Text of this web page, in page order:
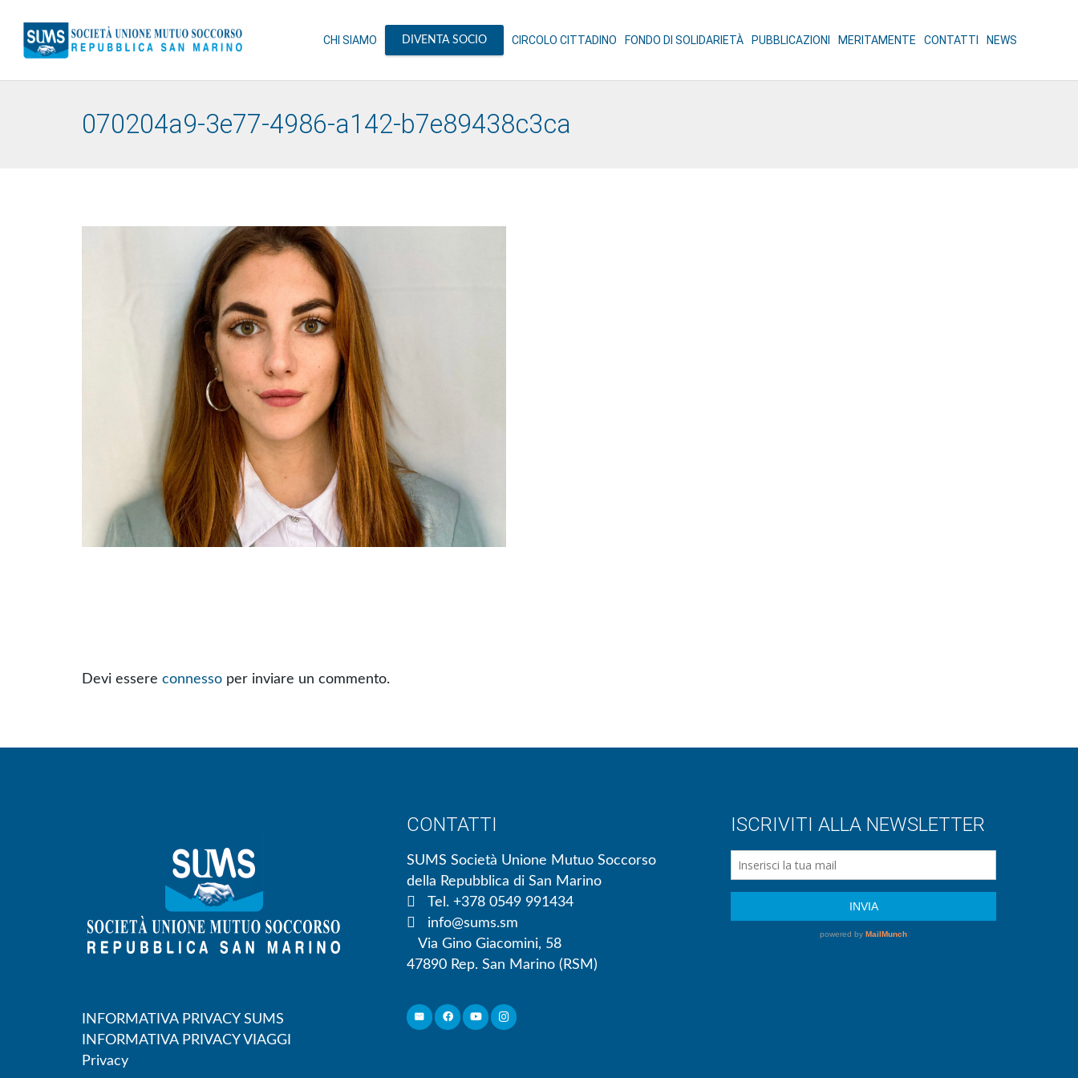
CHI SIAMO DIVENTA SOCIO CIRCOLO CITTADINO FONDO DI SOLIDARIETÀ PUBBLICAZIONI MERITAMENTE CONTATTI NEWS
070204a9-3e77-4986-a142-b7e89438c3ca
Devi essere connesso per inviare un commento.
INFORMATIVA PRIVACY SUMS
INFORMATIVA PRIVACY VIAGGI
Privacy
CONTATTI
SUMS Società Unione Mutuo Soccorso
della Repubblica di San Marino
Tel. +378 0549 991434
info@sums.sm
Via Gino Giacomini, 58
47890 Rep. San Marino (RSM)
ISCRIVITI ALLA NEWSLETTER